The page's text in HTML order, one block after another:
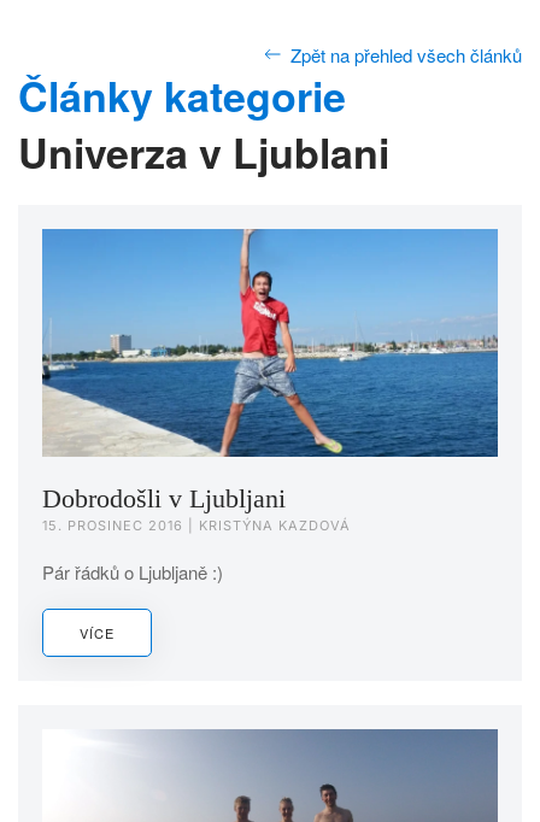
Zpět na přehled všech článků
Články kategorie
Univerza v Ljublani
Dobrodošli v Ljubljani
15. PROSINEC 2016 | KRISTÝNA KAZDOVÁ
Pár řádků o Ljubljaně :)
VÍCE